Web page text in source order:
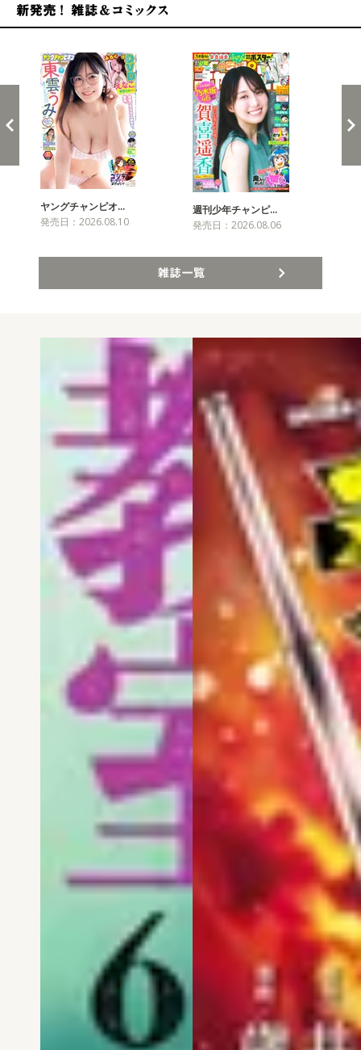
ヤングチャンピオ…
発売日：2026.08.10
週刊少年チャンピ…
発売日：2026.08.06